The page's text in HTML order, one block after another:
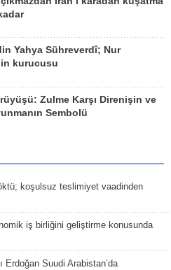
Yahya Sühreverdî; Nur
kurucusu
Zulme Karşı Direnişin ve
Sembolü
koşulsuz teslimiyet vaadinden
iş birliğini geliştirme konusunda
Erdoğan Suudi Arabistan’da